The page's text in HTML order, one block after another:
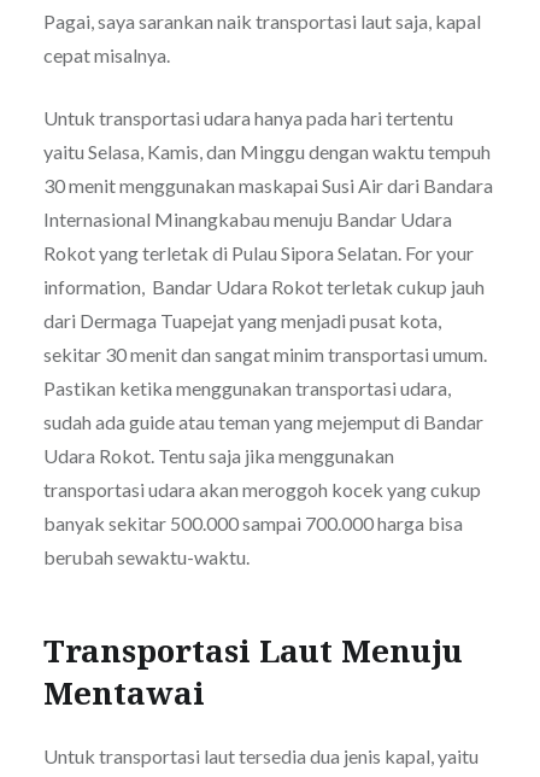
Pagai, saya sarankan naik transportasi laut saja, kapal
cepat misalnya.
Untuk transportasi udara hanya pada hari tertentu
yaitu Selasa, Kamis, dan Minggu dengan waktu tempuh
30 menit menggunakan maskapai Susi Air dari Bandara
Internasional Minangkabau menuju Bandar Udara
Rokot yang terletak di Pulau Sipora Selatan. For your
information, Bandar Udara Rokot terletak cukup jauh
dari Dermaga Tuapejat yang menjadi pusat kota,
sekitar 30 menit dan sangat minim transportasi umum.
Pastikan ketika menggunakan transportasi udara,
sudah ada guide atau teman yang mejemput di Bandar
Udara Rokot. Tentu saja jika menggunakan
transportasi udara akan meroggoh kocek yang cukup
banyak sekitar 500.000 sampai 700.000 harga bisa
berubah sewaktu-waktu.
Transportasi Laut Menuju
Mentawai
Untuk transportasi laut tersedia dua jenis kapal, yaitu